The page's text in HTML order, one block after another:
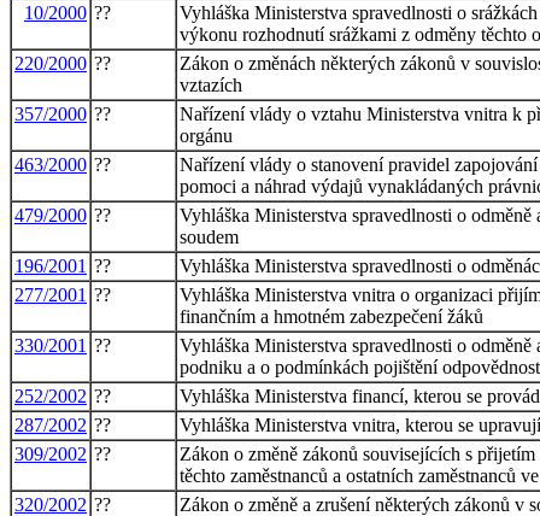
10/2000 ??
Vyhláška Ministerstva spravedlnosti o
výkonu rozhodnutí srážkami z odměny těchto
220/2000 ??
Zákon o změnách některých zákonů v
vztazích
357/2000 ??
Nařízení vlády o vztahu Ministerstva vnitra k
orgánu
463/2000 ??
Nařízení vlády o stanovení pravidel
pomoci a náhrad výdajů vynakládaných
479/2000 ??
Vyhláška Ministerstva spravedlnosti o
soudem
196/2001 ??
Vyhláška Ministerstva spravedlnosti o
277/2001 ??
Vyhláška Ministerstva vnitra o organizaci
finančním a hmotném zabezpečení žáků
330/2001 ??
Vyhláška Ministerstva spravedlnosti o
podniku a o podmínkách pojištění
252/2002 ??
Vyhláška Ministerstva financí, kterou se
287/2002 ??
Vyhláška Ministerstva vnitra, kterou se
309/2002 ??
Zákon o změně zákonů souvisejících s
těchto zaměstnanců a ostatních zaměstnanců
320/2002 ??
Zákon o změně a zrušení některých zákonů v